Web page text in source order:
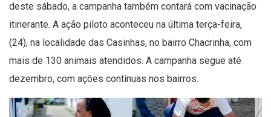
deste sábado, a campanha também contará com vacinação
itinerante. A ação piloto aconteceu na última terça-feira,
(24), na localidade das Casinhas, no bairro Chacrinha, com
mais de 130 animais atendidos. A campanha segue até
dezembro, com ações contínuas nos bairros.